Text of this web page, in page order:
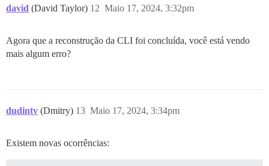
david (David Taylor) Maio 17, 2024, 3:32pm
12
Agora que a reconstrução da CLI foi concluída, você está vendo
mais algum erro?
dudintv (Dmitry) Maio 17, 2024, 3:34pm
13
Existem novas ocorrências: